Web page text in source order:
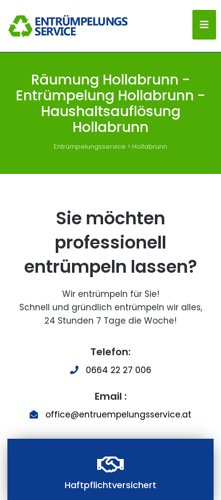
Räumung Hollabrunn -
Entrümpelung Hollabrunn -
Haushaltsauflösung
Hollabrunn
Entrümpelungsservice > Hollabrunn
Sie möchten
professionell
entrümpeln lassen?
Wir entrümpeln für Sie!
Schnell und gründlich entrümpeln wir alles,
24 Stunden 7 Tage die Woche!
Telefon:
0664 22 27 006
Email :
office@entruempelungsservice.at
Haftpflichtversichert